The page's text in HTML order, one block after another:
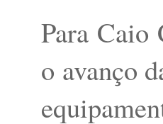
Para Caio
o avanço